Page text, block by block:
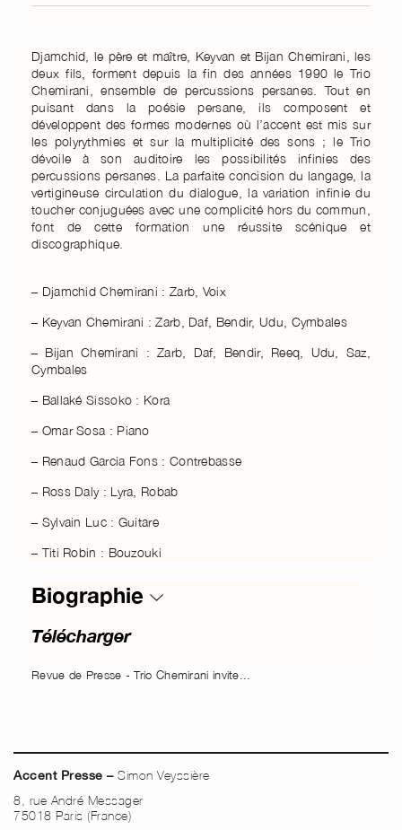
Azadeh (avec Omar Sosa & B. Sissoko)
Djamchid, le père et maître, Keyvan et Bijan Chemirani, les
deux fils, forment depuis la fin des années 1990 le Trio
Chemirani, ensemble de percussions persanes. Tout en
puisant dans la poésie persane, ils composent et
développent des formes modernes où l’accent est mis sur
les polyrythmies et sur la multiplicité des sons ; le Trio
dévoile à son auditoire les possibilités infinies des
percussions persanes. La parfaite concision du langage, la
vertigineuse circulation du dialogue, la variation infinie du
toucher conjuguées avec une complicité hors du commun,
font de cette formation une réussite scénique et
discographique.
– Djamchid Chemirani : Zarb, Voix
– Keyvan Chemirani : Zarb, Daf, Bendir, Udu, Cymbales
– Bijan Chemirani : Zarb, Daf, Bendir, Reeq, Udu, Saz,
Cymbales
– Ballaké Sissoko : Kora
– Omar Sosa : Piano
– Renaud Garcia Fons : Contrebasse
– Ross Daly : Lyra, Robab
– Sylvain Luc : Guitare
– Titi Robin : Bouzouki
Biographie
Télécharger
Revue de Presse - Trio Chemirani invite...
Accent Presse –Simon Veyssière
8, rue André Messager
75018 Paris (France)